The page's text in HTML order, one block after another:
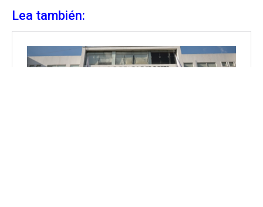
Lea también: